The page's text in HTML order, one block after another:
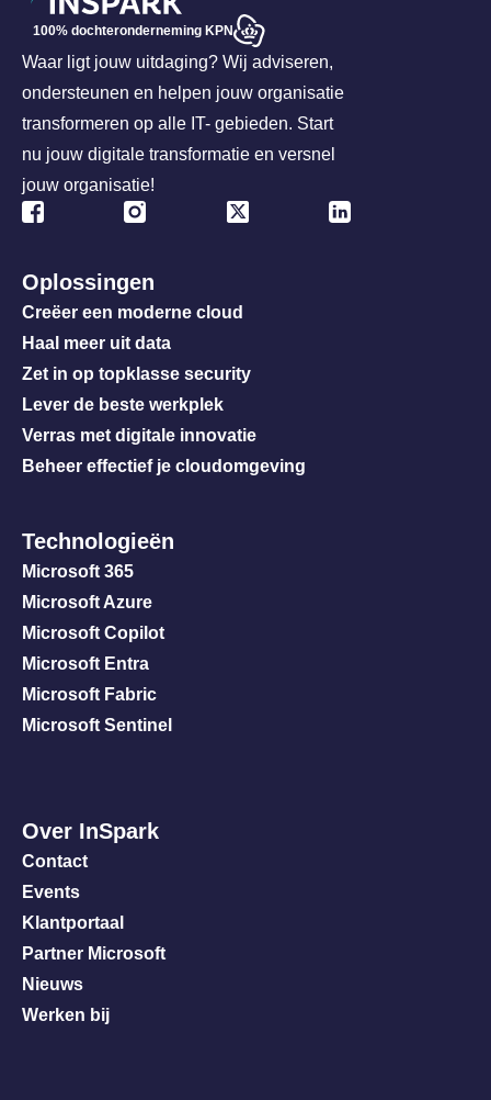
100% dochteronderneming KPN
Waar ligt jouw uitdaging? Wij adviseren,
ondersteunen en helpen jouw organisatie
transformeren op alle IT- gebieden. Start
nu jouw digitale transformatie en versnel
jouw organisatie!
Oplossingen
Creëer een moderne cloud
Haal meer uit data
Zet in op topklasse security
Lever de beste werkplek
Verras met digitale innovatie
Beheer effectief je cloudomgeving
Technologieën
Microsoft 365
Microsoft Azure
Microsoft Copilot
Microsoft Entra
Microsoft Fabric
Microsoft Sentinel
Over InSpark
Contact
Events
Klantportaal
Partner Microsoft
Nieuws
Werken bij